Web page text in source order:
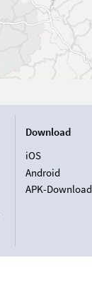
Download
iOS
Android
APK-Download